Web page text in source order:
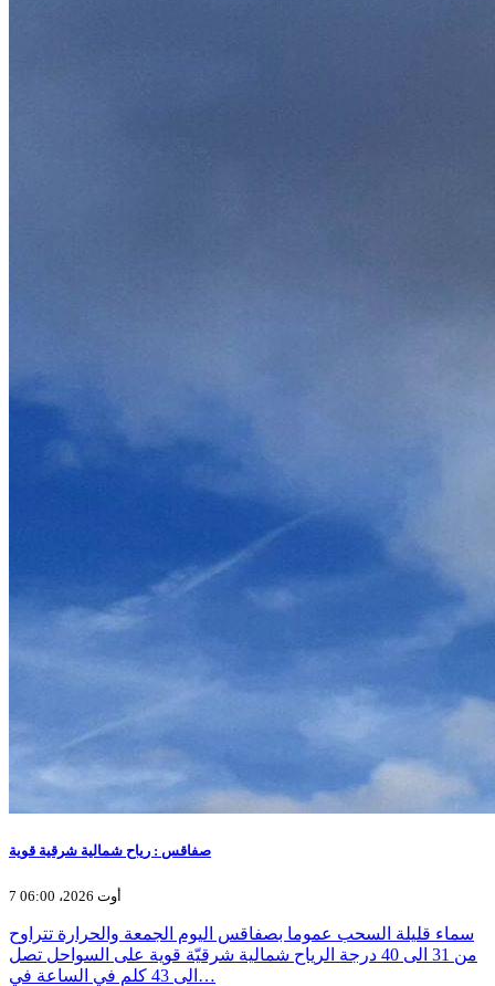
صفاقس : رياح شمالية شرقية قوية
7 أوت 2026، 06:00
سماء قليلة السحب عموما بصفاقس اليوم الجمعة والحرارة تتراوح
من 31 الى 40 درجة الرياح شمالية شرقيّة قوية على السواحل تصل
الى 43 كلم في الساعة في…